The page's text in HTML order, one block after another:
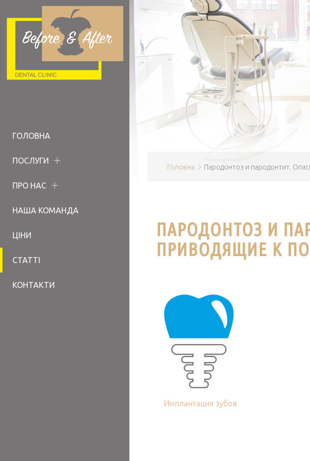
ГОЛОВНА
ПОСЛУГИ
ПРО НАС
НАША КОМАНДА
ЦІНИ
СТАТТІ
КОНТАКТИ
Головна Пародонтоз и пародонтит.
ПАРОДОНТОЗ И
ПРИВОДЯЩИЕ К
Имплантация зубов